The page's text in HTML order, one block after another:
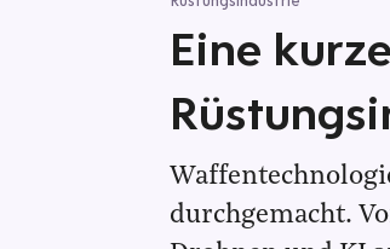
Eine
durchgemacht.